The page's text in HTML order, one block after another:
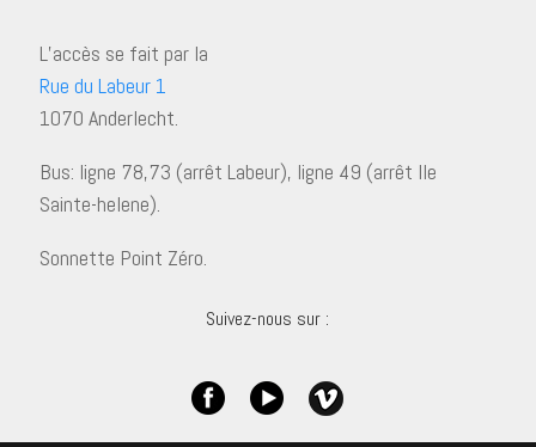
L’accès se fait par la
Rue du Labeur 1
1070 Anderlecht.
Bus: ligne 78,73 (arrêt Labeur), ligne 49 (arrêt Ile
Sainte-helene).
Sonnette Point Zéro.
Suivez-nous sur :